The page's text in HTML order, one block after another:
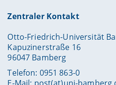
Zentraler Kontakt
Otto-Friedrich-Universität
Kapuzinerstraße 16
96047 Bamberg
Telefon: 0951 863-0